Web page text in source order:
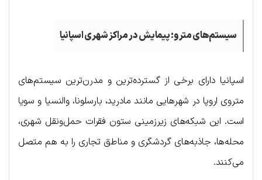
سیستم‌های مترو: پیمایش در مراکز شهری اسپانیا
اسپانیا دارای برخی از گسترده‌ترین و مدرن‌ترین سیستم‌های
متروی اروپا در شهرهایی مانند مادرید، بارسلونا، والنسیا و سویا
است. این شبکه‌های زیرزمینی ستون فقرات حمل‌ونقل شهری،
محله‌ها، جاذبه‌های گردشگری و مناطق تجاری را به هم متصل
می‌کنند.